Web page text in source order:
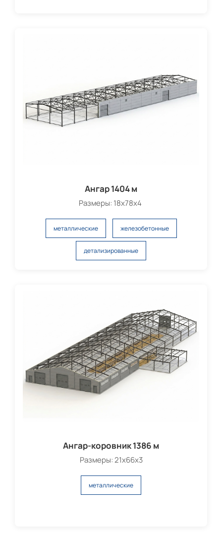
Ангар 1404 м
Размеры: 18х78х4
металлические железобетонные
детализированные
Ангар-коровник 1386 м
Размеры: 21х66х3
металлические